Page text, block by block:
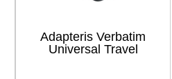
Adapteris Verbatim
Universal Travel